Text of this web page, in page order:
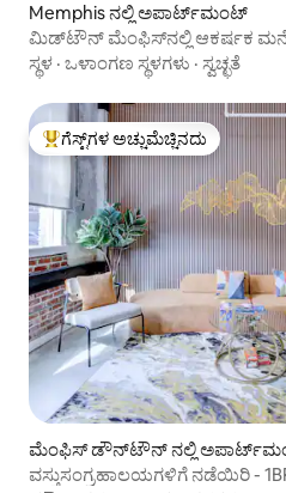
Memphis ನಲ್ಲಿ ಅಪಾರ್ಟ್‌ಮಂಟ್
ಮಿಡ್‌ಟೌನ್ ಮೆಂಫಿಸ್‌ನಲ್ಲಿ ಆಕರ್ಷಕ
ಸ್ಥಳ · ಒಳಾಂಗಣ ಸ್ಥಳಗಳು · ಸ್ವಚ್ಛತೆ
ಗೆಸ್ಟ್‌ಗಳಿಗೆ ಅತಿ ಹೆಚ್ಚು ಅಚ್ಚುಮೆಚ್ಚಿನದು
ಗೆಸ್ಟ್‌ಗಳ ಅಚ್ಚುಮೆಚ್ಚಿನದು
ಮೆಂಫಿಸ್ ಡೌನ್‌ಟೌನ್ ನಲ್ಲಿ
ವಸ್ತುಸಂಗ್ರಹಾಲಯಗಳಿಗೆ ನಡೆಯಿರಿ -